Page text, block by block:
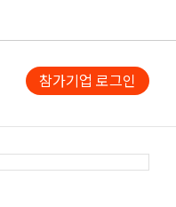
참가기업 로그인